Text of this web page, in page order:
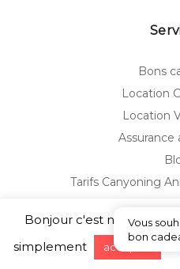
Bons
Location
Location
Assurance
Tarifs Canyoning
Démarche
Bonjour c'est nous ... les
simplement
accepter